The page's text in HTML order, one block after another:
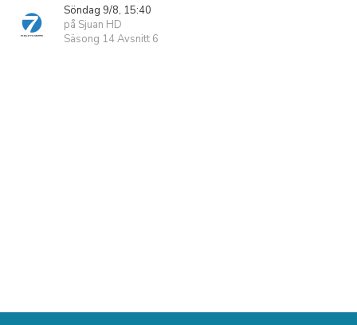
Söndag 9/8, 15:40
på Sjuan HD
Säsong 14 Avsnitt 6